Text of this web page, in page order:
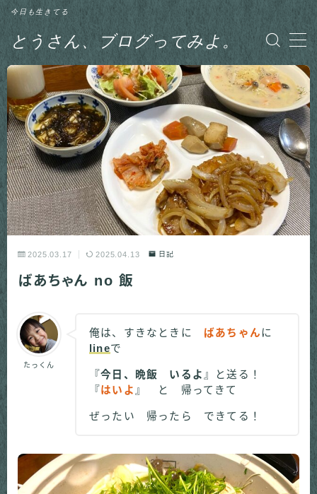
とうさん、ブログってみよ。
今日も生きてる
MENU
グルメ
日記
釣り
2025.03.17 2025.04.13 日記
ばあちゃん no 飯
たっくん
俺は、すきなときに ばあちゃんに
lineで
『今日、晩飯 いるよ 』と送る！
『はいよ 』 と 帰ってきて
ぜったい 帰ったら できてる！